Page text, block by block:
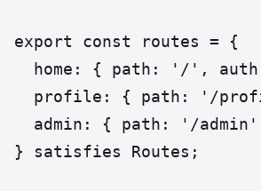
export const routes = {
home: { path: '/',
profile: { path: '/
admin: { path: '/
} satisfies Routes;